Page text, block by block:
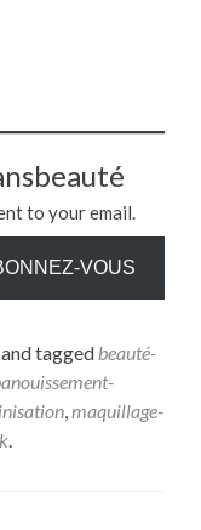
to your email.
VOUS
and tagged beauté-
,maquillage-
.